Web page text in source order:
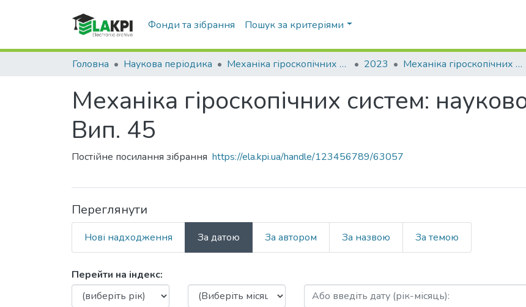
Фонди та зібрання Пошук за критеріями
Головна Наукова періодика Механіка гіроскопічних систем 2023 Механіка гіроскопічних систем: науково-технічний збірник, Вип. 45
Механіка гіроскопічних систем:
Вип. 45
Постійне посилання зібрання https://ela.kpi.ua/handle/123456789/63057
Переглянути
Нові надходження За датою За автором За назвою За темою
Перегляд Механіка гіроскопічних систем: науково-
Перейти на індекс: